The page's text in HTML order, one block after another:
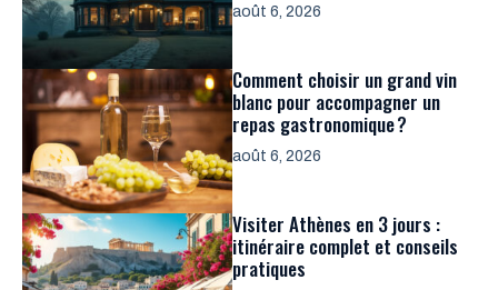
août 6, 2026
Comment choisir un grand vin
blanc pour accompagner un
repas gastronomique ?
août 6, 2026
Visiter Athènes en 3 jours :
itinéraire complet et conseils
pratiques